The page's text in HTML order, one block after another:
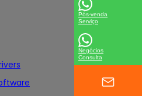
Pós-venda
Serviço
Negócios
Consulta